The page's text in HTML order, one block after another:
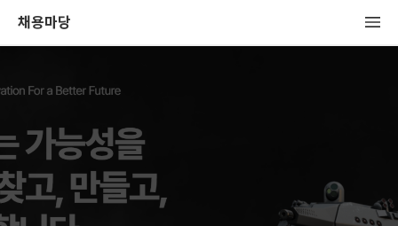
채용마당